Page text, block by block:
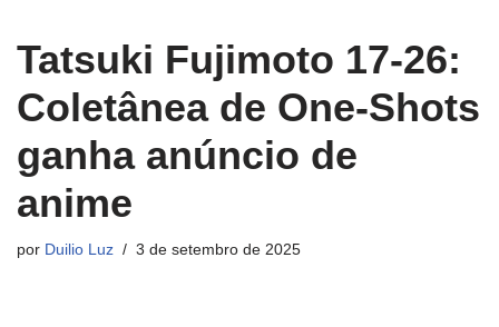
Tatsuki Fujimoto 17-26:
Coletânea de One-Shots
ganha anúncio de
anime
por Duilio Luz 3 de setembro de 2025